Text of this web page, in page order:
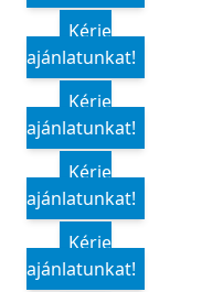
Kérje
ajánlatunkat!
Kérje
ajánlatunkat!
Kérje
ajánlatunkat!
Kérje
ajánlatunkat!